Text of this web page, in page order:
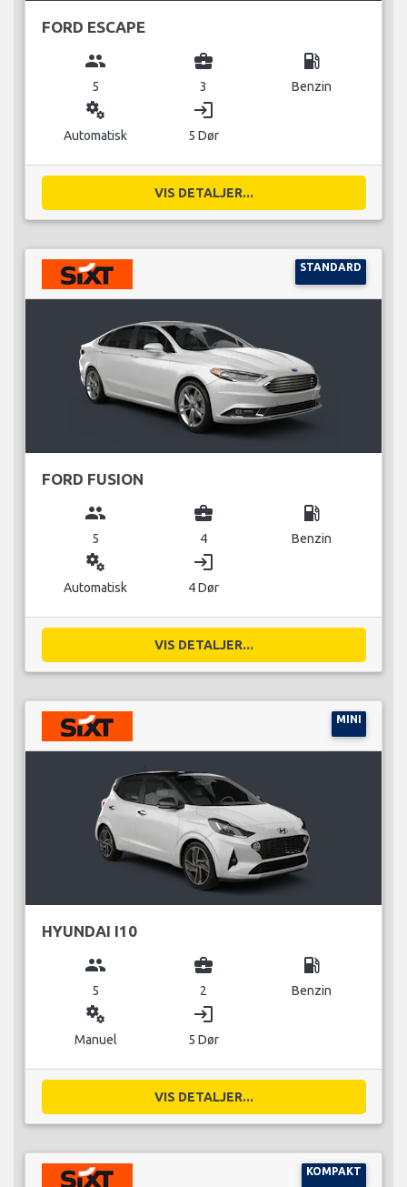
FORD ESCAPE
group
5
business_center
3
local_gas_station
Benzin
miscellaneous_services
Automatisk
login
5 Dør
VIS DETALJER...
STANDARD
FORD FUSION
group
5
business_center
4
local_gas_station
Benzin
miscellaneous_services
Automatisk
login
4 Dør
VIS DETALJER...
MINI
HYUNDAI I10
group
5
business_center
2
local_gas_station
Benzin
miscellaneous_services
Manuel
login
5 Dør
VIS DETALJER...
KOMPAKT